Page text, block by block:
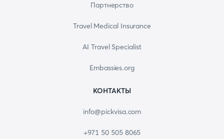
Партнерство
Travel Medical Insurance
AI Travel Specialist
Embassies.org
КОНТАКТЫ
info@pickvisa.com
+971 50 505 8065